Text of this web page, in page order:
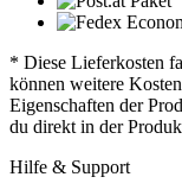
* Diese Lieferkosten
können weitere
Eigenschaften der
du direkt in der
Hilfe & Support